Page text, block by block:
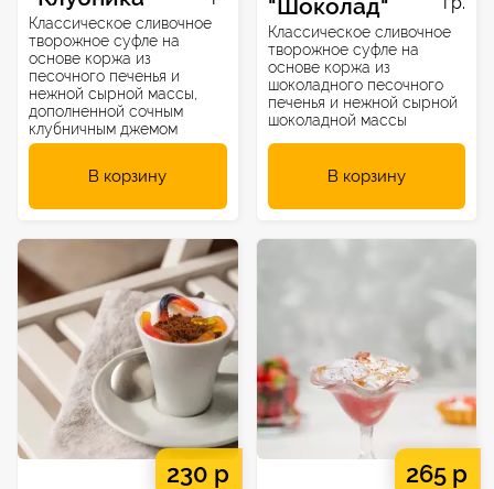
Классическое сливочное
творожное суфле на
основе коржа из
песочного печенья и
нежной сырной массы,
дополненной сочным
клубничным джемом
В корзину
"Шоколад"
Классическое сливочное
творожное суфле на
основе коржа из
шоколадного песочного
печенья и нежной сырной
шоколадной массы
В корзину
230 р 265 р